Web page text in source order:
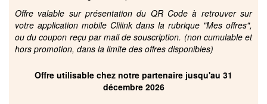
Offre valable sur présentation du QR Code à retrouver sur
votre application mobile Cliiink dans la rubrique "Mes offres",
ou du coupon reçu par mail de souscription. (non cumulable et
hors promotion, dans la limite des offres disponibles)
Offre utilisable chez notre partenaire jusqu'au 31
décembre 2026